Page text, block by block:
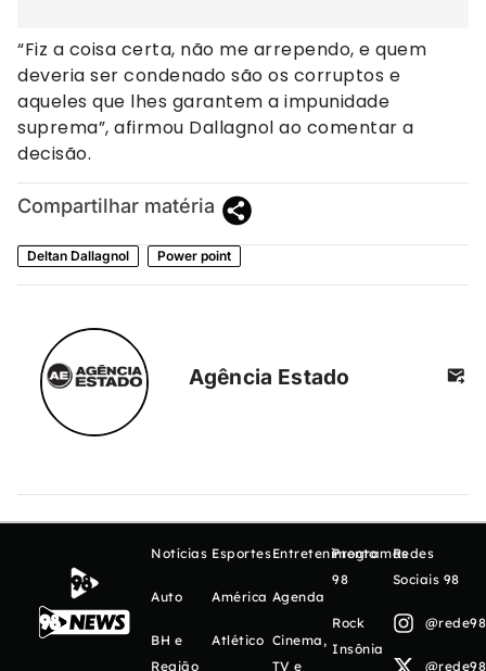
“Fiz a coisa certa, não me arrependo, e quem
deveria ser condenado são os corruptos e
aqueles que lhes garantem a impunidade
suprema”, afirmou Dallagnol ao comentar a
decisão.
Compartilhar matéria
Deltan Dallagnol Power point
Agência Estado
Notícias
Auto
BH e
Região
Esportes
América
Atlético
Entretenimento
Agenda
Cinema,
TV e
Programas
98
Rock
Insônia
Redes
Sociais 98